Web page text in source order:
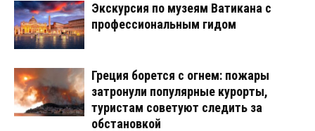
Экскурсия по музеям Ватикана с
профессиональным гидом
Греция борется с огнем: пожары
затронули популярные курорты,
туристам советуют следить за
обстановкой